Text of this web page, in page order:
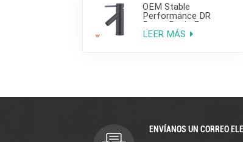
OEM Stable
Performance DR
Brass Basin Faucet
For Home Hotel Grade
LEER MÁS
ENVÍANOS UN CORREO